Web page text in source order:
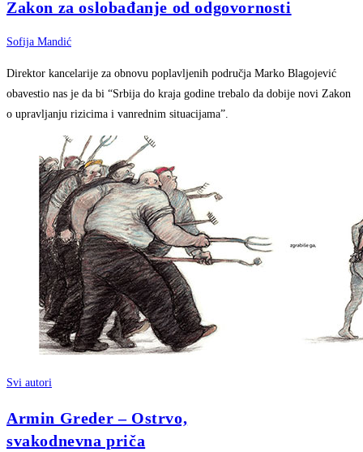
Zakon za oslobađanje od odgovornosti
Sofija Mandić
Direktor kancelarije za obnovu poplavljenih područja Marko Blagojević
obavestio nas je da bi “Srbija do kraja godine trebalo da dobije novi Zakon
o upravljanju rizicima i vanrednim situacijama”.
Svi autori
Armin Greder – Ostrvo,
svakodnevna priča